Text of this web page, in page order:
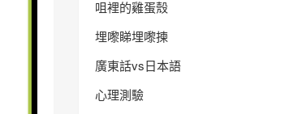
咀裡的雞蛋殼
埋嚟睇埋嚟揀
廣東話vs日本語
心理測驗